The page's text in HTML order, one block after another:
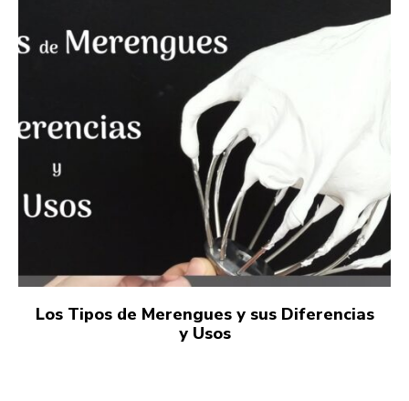
Los Tipos de Merengues y sus Diferencias
y Usos